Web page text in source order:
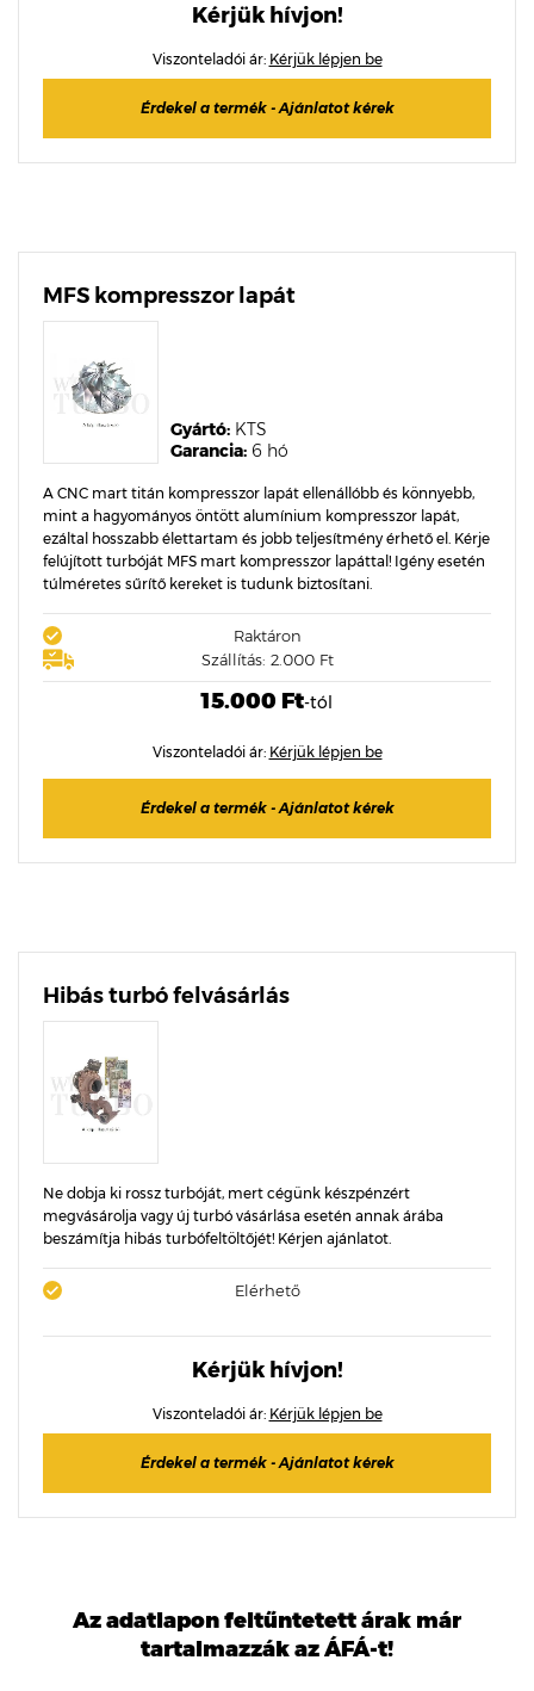
Kérjük hívjon!
Viszonteladói ár: Kérjük lépjen be
Érdekel a termék - Ajánlatot kérek
MFS kompresszor lapát
Garancia: 6 hó
Gyártó: KTS
A CNC mart titán kompresszor lapát ellenállóbb és könnyebb,
mint a hagyományos öntött alumínium kompresszor lapát,
ezáltal hosszabb élettartam és jobb teljesítmény érhető el. Kérje
felújított turbóját MFS mart kompresszor lapáttal! Igény esetén
túlméretes sűrítő kereket is tudunk biztosítani.
Raktáron
Szállítás: 2.000 Ft
15.000 Ft-tól
Viszonteladói ár: Kérjük lépjen be
Érdekel a termék - Ajánlatot kérek
Hibás turbó felvásárlás
Ne dobja ki rossz turbóját, mert cégünk készpénzért
megvásárolja vagy új turbó vásárlása esetén annak árába
beszámítja hibás turbófeltöltőjét! Kérjen ajánlatot.
Elérhető
Kérjük hívjon!
Viszonteladói ár: Kérjük lépjen be
Érdekel a termék - Ajánlatot kérek
Az adatlapon feltűntetett árak már
tartalmazzák az ÁFÁ-t!